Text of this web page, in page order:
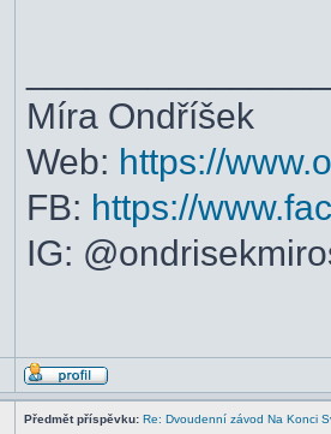
Míra Ondříšek
Web: https://
FB: https://
IG:
Předmět příspěvku: Re: Dvoudenní závod Na Konci